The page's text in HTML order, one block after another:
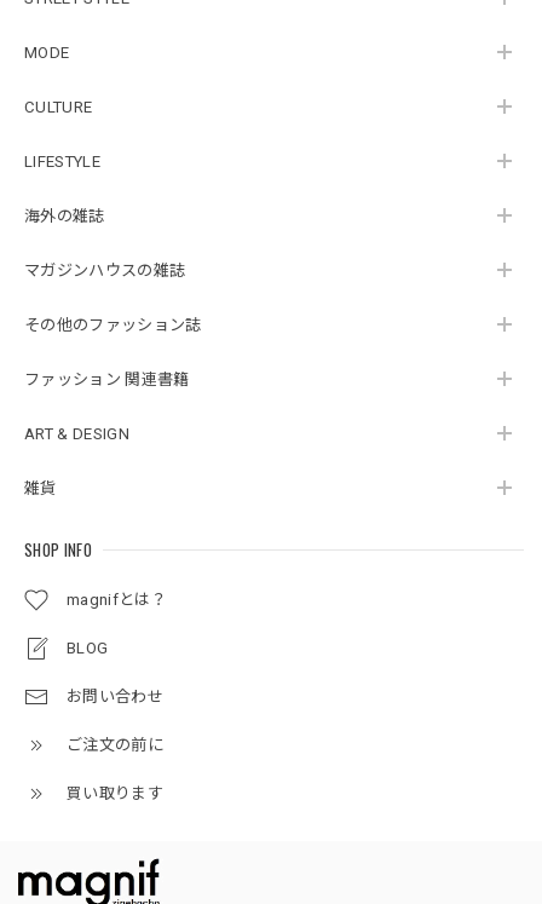
MODE
CULTURE
LIFESTYLE
海外の雑誌
マガジンハウスの雑誌
その他のファッション誌
ファッション 関連書籍
ART & DESIGN
雑貨
SHOP INFO
magnifとは？
BLOG
お問い合わせ
ご注文の前に
買い取ります